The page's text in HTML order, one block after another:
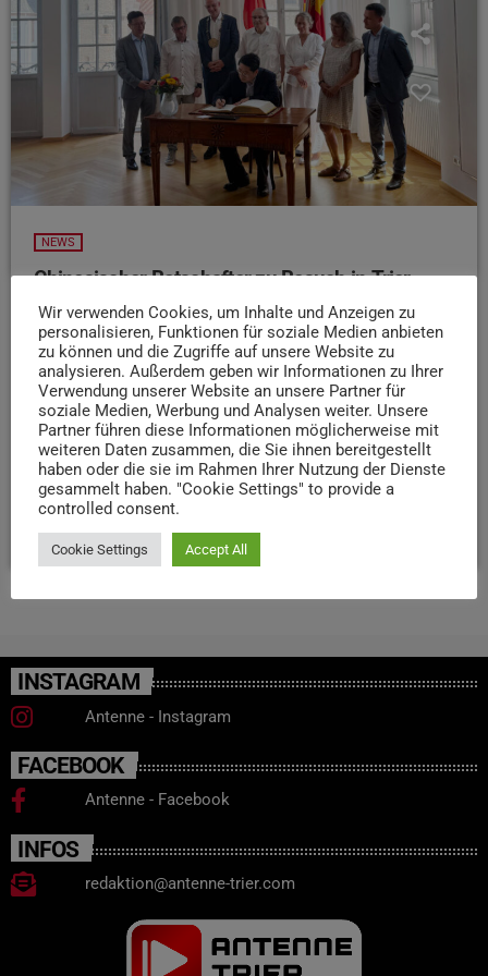
NEWS
Chinesischer Botschafter zu Besuch in Trier
Der chinesische Botschafter in Deutschland hat die Stadt
Trier besucht. Das teilt die Stadtverwaltung mit. Deng
Hongbo wurde von Oberbürgermeister Wolfram Leibe im
Rathaus empfangen und trug sich in das Goldene Buch
der Stadt ein. Beide betonten die Bedeutung des
persönlichen Austauschs und des Dialogs in politisch
schwierigen Zeiten. Im Anschluss besuchte der
Botschafter das Karl-Marx-Haus.
INSTAGRAM
Antenne - Instagram
FACEBOOK
Antenne - Facebook
INFOS
redaktion@antenne-trier.com
Wir verwenden Cookies, um Inhalte und Anzeigen zu
personalisieren, Funktionen für soziale Medien anbieten
zu können und die Zugriffe auf unsere Website zu
analysieren. Außerdem geben wir Informationen zu Ihrer
Verwendung unserer Website an unsere Partner für
soziale Medien, Werbung und Analysen weiter. Unsere
Partner führen diese Informationen möglicherweise mit
weiteren Daten zusammen, die Sie ihnen bereitgestellt
haben oder die sie im Rahmen Ihrer Nutzung der Dienste
gesammelt haben. "Cookie Settings" to provide a
controlled consent.
Cookie Settings Accept All